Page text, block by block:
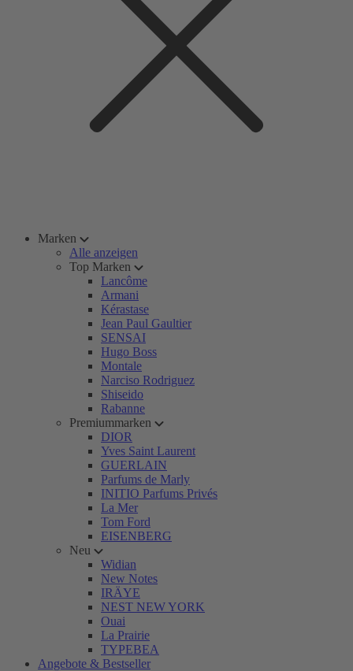
Marken
Alle anzeigen
Top Marken
Lancôme
Armani
Kérastase
Jean Paul Gaultier
SENSAI
Hugo Boss
Montale
Narciso Rodriguez
Shiseido
Rabanne
Premiummarken
DIOR
Yves Saint Laurent
GUERLAIN
Parfums de Marly
INITIO Parfums Privés
La Mer
Tom Ford
EISENBERG
Neu
Widian
New Notes
IRÄYE
NEST NEW YORK
Ouai
La Prairie
TYPEBEA
Angebote & Bestseller